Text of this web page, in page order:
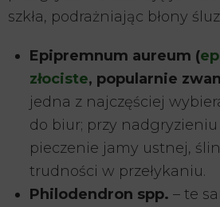
szkła, podrażniając błony
Epipremnum aureum (
złociste, popularnie
jedna z najczęściej
do biur; przy
pieczenie jamy ustnej,
trudności w przełykaniu.
Philodendron spp. – te